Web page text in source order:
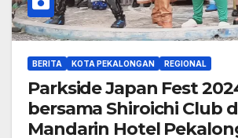
BERITA KOTA PEKALONGAN REGIONAL
Parkside Japan Fest
bersama Shiroichi Club
Mandarin Hotel